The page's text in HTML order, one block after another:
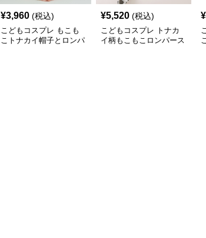
¥3,960 (税込)
こどもコスプレ もこも
こトナカイ帽子とロンパ
¥5,520 (税込)
こどもコスプレ トナカ
イ柄もこもこロンパース
¥